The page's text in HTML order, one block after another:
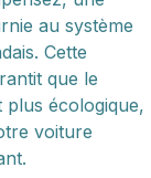
au système
Cette
que le
plus écologique,
voiture